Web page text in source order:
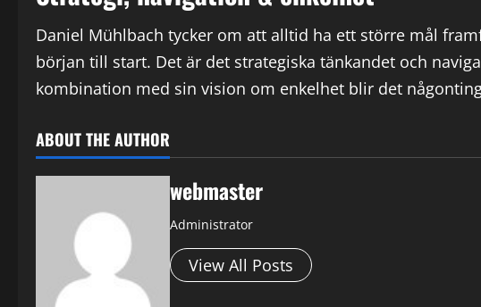
Daniel Mühlbach tycker om att alltid ha ett större mål
början till start. Det är det strategiska tänkandet och
kombination med sin vision om enkelhet blir det
ABOUT THE AUTHOR
webmaster
Administrator
View All Posts